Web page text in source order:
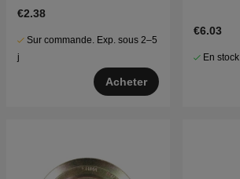
€2.38
Sur commande. Exp. sous 2–5
j
Acheter
€6.03
En stock